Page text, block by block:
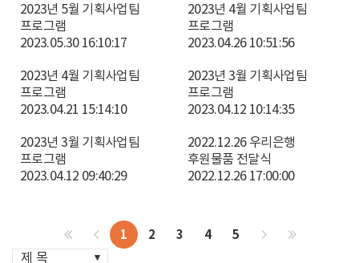
2023년 5월 기획사업팀
프로그램
2023.05.30 16:10:17
2023년 4월 기획사업팀
프로그램
2023.04.26 10:51:56
2023년 4월 기획사업팀
프로그램
2023.04.21 15:14:10
2023년 3월 기획사업팀
프로그램
2023.04.12 10:14:35
2023년 3월 기획사업팀
프로그램
2023.04.12 09:40:29
2022.12.26 우리은행
후원물품 전달식
2022.12.26 17:00:00
1 2 3 4 5